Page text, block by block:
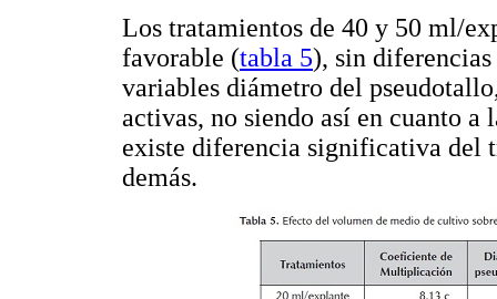
Los tratamientos de 40 y 50 ml/
favorable (tabla 5), sin
variables diámetro del
activas, no siendo así en cuanto
existe diferencia significativa del
demás.